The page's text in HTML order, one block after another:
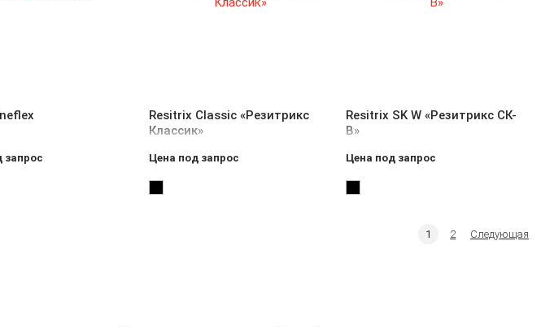
запрос
Resitrix Classic «Резитрикс
Классик»
Цена под запрос
Resitrix SK W «Резитрикс СК-
В»
Цена под запрос
1 2 Следующая